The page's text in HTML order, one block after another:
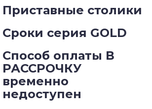
Приставные столики
Сроки серия GOLD
Способ оплаты В
РАССРОЧКУ
временно
недоступен